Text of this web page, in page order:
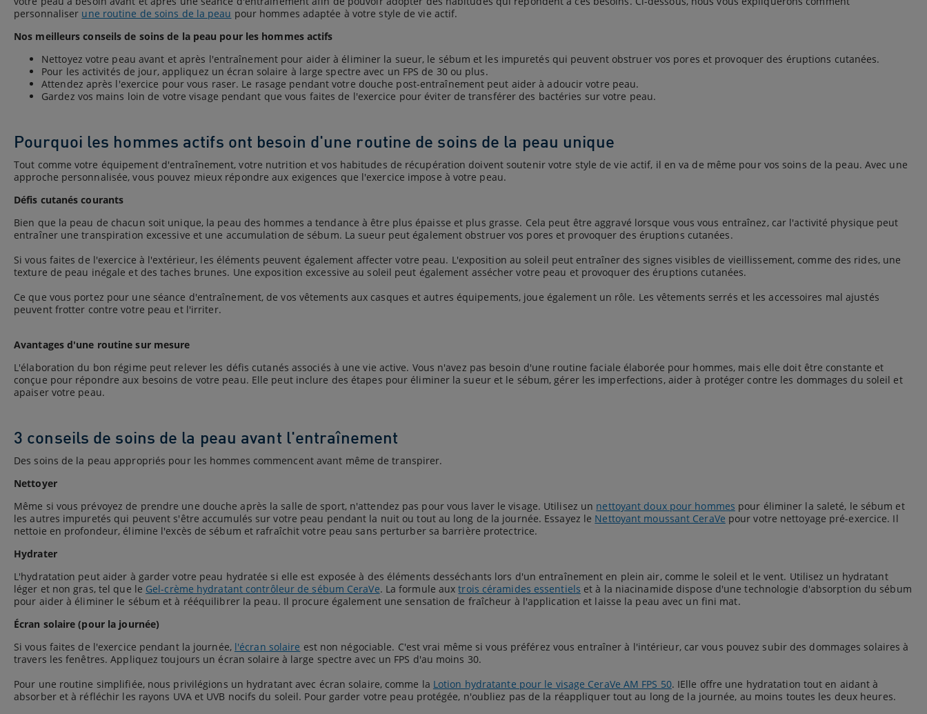
personnaliser une routine de soins de la peau pour hommes adaptée à votre style de vie actif.
Nos meilleurs conseils de soins de la peau pour les hommes actifs
Nettoyez votre peau avant et après l'entraînement pour aider à éliminer la sueur, le sébum et les impuretés qui peuvent obstruer vos pores et provoquer des éruptions cutanées.
Pour les activités de jour, appliquez un écran solaire à large spectre avec un FPS de 30 ou plus.
Attendez après l'exercice pour vous raser. Le rasage pendant votre douche post-entraînement peut aider à adoucir votre peau.
Gardez vos mains loin de votre visage pendant que vous faites de l'exercice pour éviter de transférer des bactéries sur votre peau.
Pourquoi les hommes actifs ont besoin d'une routine de soins de la peau unique
Tout comme votre équipement d'entraînement, votre nutrition et vos habitudes de récupération doivent soutenir votre style de vie actif, il en va de même pour vos soins de la peau. Avec une
approche personnalisée, vous pouvez mieux répondre aux exigences que l'exercice impose à votre peau.
Défis cutanés courants
Bien que la peau de chacun soit unique, la peau des hommes a tendance à être plus épaisse et plus grasse. Cela peut être aggravé lorsque vous vous entraînez, car l'activité physique peut
entraîner une transpiration excessive et une accumulation de sébum. La sueur peut également obstruer vos pores et provoquer des éruptions cutanées.
Si vous faites de l'exercice à l'extérieur, les éléments peuvent également affecter votre peau. L'exposition au soleil peut entraîner des signes visibles de vieillissement, comme des rides, une
texture de peau inégale et des taches brunes. Une exposition excessive au soleil peut également assécher votre peau et provoquer des éruptions cutanées.
Ce que vous portez pour une séance d'entraînement, de vos vêtements aux casques et autres équipements, joue également un rôle. Les vêtements serrés et les accessoires mal ajustés
peuvent frotter contre votre peau et l'irriter.
Avantages d'une routine sur mesure
L'élaboration du bon régime peut relever les défis cutanés associés à une vie active. Vous n'avez pas besoin d'une routine faciale élaborée pour hommes, mais elle doit être constante et
conçue pour répondre aux besoins de votre peau. Elle peut inclure des étapes pour éliminer la sueur et le sébum, gérer les imperfections, aider à protéger contre les dommages du soleil et
apaiser votre peau.
3 conseils de soins de la peau avant l'entraînement
Des soins de la peau appropriés pour les hommes commencent avant même de transpirer.
Nettoyer
Même si vous prévoyez de prendre une douche après la salle de sport, n'attendez pas pour vous laver le visage. Utilisez un nettoyant doux pour hommes pour éliminer la saleté, le sébum et
les autres impuretés qui peuvent s'être accumulés sur votre peau pendant la nuit ou tout au long de la journée. Essayez le Nettoyant moussant CeraVe pour votre nettoyage pré-exercice. Il
nettoie en profondeur, élimine l'excès de sébum et rafraîchit votre peau sans perturber sa barrière protectrice.
Hydrater
L'hydratation peut aider à garder votre peau hydratée si elle est exposée à des éléments desséchants lors d'un entraînement en plein air, comme le soleil et le vent. Utilisez un hydratant
léger et non gras, tel que le Gel-crème hydratant contrôleur de sébum CeraVe. La formule auxtrois céramides essentiels et à la niacinamide dispose d'une technologie d'absorption du sébum
pour aider à éliminer le sébum et à rééquilibrer la peau. Il procure également une sensation de fraîcheur à l'application et laisse la peau avec un fini mat.
Écran solaire (pour la journée)
Si vous faites de l'exercice pendant la journée, l'écran solaire est non négociable. C'est vrai même si vous préférez vous entraîner à l'intérieur, car vous pouvez subir des dommages solaires à
travers les fenêtres. Appliquez toujours un écran solaire à large spectre avec un FPS d'au moins 30.
Pour une routine simplifiée, nous privilégions un hydratant avec écran solaire, comme la Lotion hydratante pour le visage CeraVe AM FPS 50. IElle offre une hydratation tout en aidant à
absorber et à réfléchir les rayons UVA et UVB nocifs du soleil. Pour garder votre peau protégée, n'oubliez pas de la réappliquer tout au long de la journée, au moins toutes les deux heures.